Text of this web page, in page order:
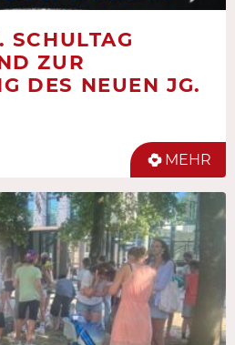
SCHULTAG
ZUR
DES NEUEN JG.
MEHR